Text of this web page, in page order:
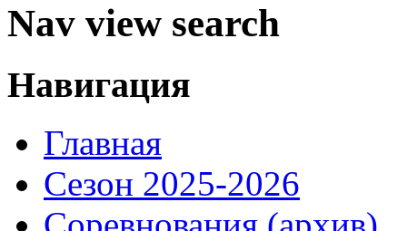
Nav view search
Навигация
Главная
Сезон 2025-2026